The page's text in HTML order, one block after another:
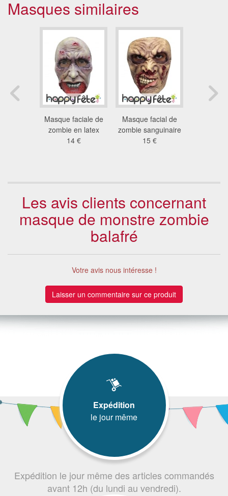
Masques similaires
Masque faciale de
zombie en latex
14 €
Masque facial de
zombie sanguinaire
15 €
Les avis clients concernant
masque de monstre zombie
balafré
Votre avis nous intéresse !
Laisser un commentaire sur ce produit
Expédition
le jour même
Expédition le jour même des articles commandés
avant 12h (du lundi au vendredi).